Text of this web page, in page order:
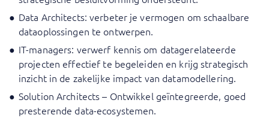
Data Architects: verbeter je vermogen om schaalbare
dataoplossingen te ontwerpen.
IT-managers: verwerf kennis om datagerelateerde
projecten effectief te begeleiden en krijg strategisch
inzicht in de zakelijke impact van datamodellering.
Solution Architects – Ontwikkel geïntegreerde, goed
presterende data-ecosystemen.